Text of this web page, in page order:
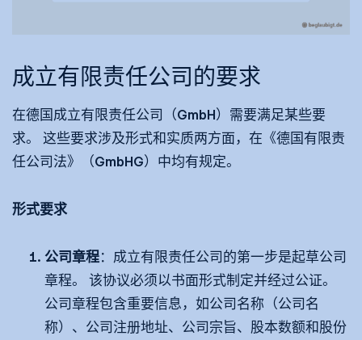
成立有限责任公司的要求
在德国成立有限责任公司（GmbH）需要满足某些要
求。 这些要求涉及形式和实质两方面，在《德国有限责
任公司法》（GmbHG）中均有规定。
形式要求
公司章程：成立有限责任公司的第一步是起草公司
章程。 该协议必须以书面形式制定并经过公证。
公司章程包含重要信息，如公司名称（公司名
称）、公司注册地址、公司宗旨、股本数额和股份